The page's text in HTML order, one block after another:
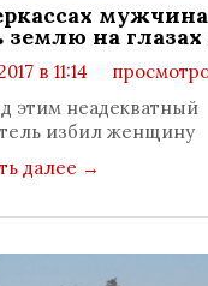
землю на
в 11:14
этим неадекватный
избил женщину
далее →